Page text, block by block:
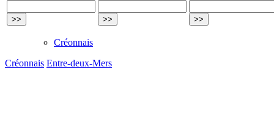
Créonnais
Créonnais Entre-deux-Mers